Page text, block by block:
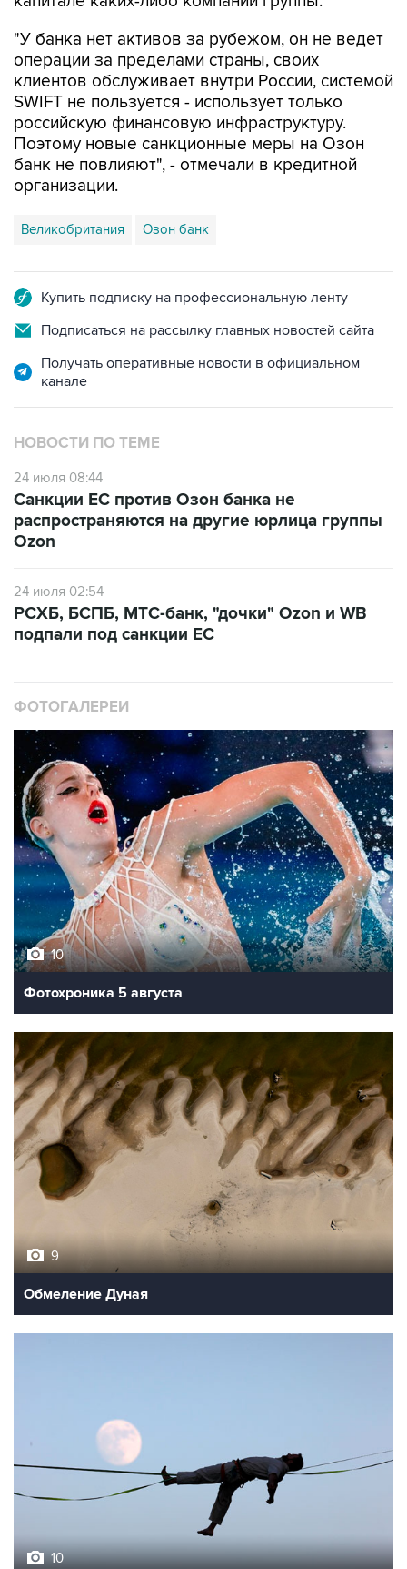
"У банка нет активов за рубежом, он не ведет
операции за пределами страны, своих
клиентов обслуживает внутри России, системой
SWIFT не пользуется - использует только
российскую финансовую инфраструктуру.
Поэтому новые санкционные меры на Озон
банк не повлияют", - отмечали в кредитной
организации.
Великобритания Озон банк
Купить подписку на профессиональную ленту
Подписаться на рассылку главных новостей сайта
Получать оперативные новости в официальном
канале
НОВОСТИ ПО ТЕМЕ
24 июля 08:44
Санкции ЕС против Озон банка не
распространяются на другие юрлица группы
Ozon
24 июля 02:54
РСХБ, БСПБ, МТС-банк, "дочки" Ozon и WB
подпали под санкции ЕС
ФОТОГАЛЕРЕИ
10
Фотохроника 5 августа
9
Обмеление Дуная
10